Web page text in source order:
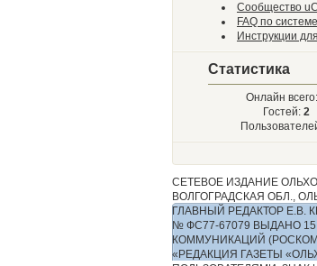
Сообщество
FAQ по системе
Инструкции
Статистика
Онлайн всего:
Гостей: 2
СЕТЕВОЕ ИЗДАНИЕ
ВОЛГОГРАДСКАЯ ОБЛ.,
ГЛАВНЫЙ РЕДАКТОР
№ ФС77-67079 ВЫДАНО
КОММУНИКАЦИЙ
«РЕДАКЦИЯ ГАЗЕТЫ